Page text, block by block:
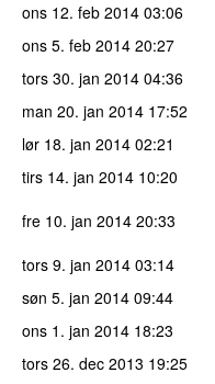
ons 12. feb 2014 03:06
ons 5. feb 2014 20:27
tors 30. jan 2014 04:36
man 20. jan 2014 17:52
lør 18. jan 2014 02:21
tirs 14. jan 2014 10:20
fre 10. jan 2014 20:33
tors 9. jan 2014 03:14
søn 5. jan 2014 09:44
ons 1. jan 2014 18:23
tors 26. dec 2013 19:25